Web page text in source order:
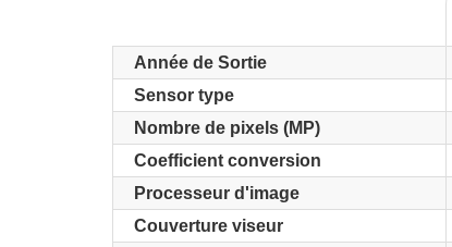
Année de Sortie
Sensor type
Nombre de pixels (MP)
Coefficient conversion
Processeur d'image
Couverture viseur